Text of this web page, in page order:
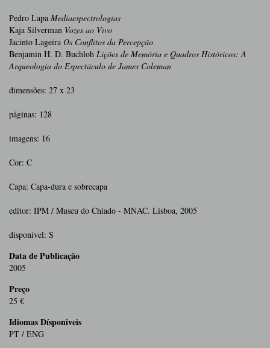
Pedro Lapa Mediaespectrologias
Kaja Silverman Vozes ao Vivo
Jacinto Lageira Os Conflitos da Percepção
Benjamin H. D. Buchloh Lições de Memória e Quadros Históricos: A
Arqueologia do Espectáculo de James Coleman
dimensões: 27 x 23
páginas: 128
imagens: 16
Cor: C
Capa: Capa-dura e sobrecapa
editor: IPM / Museu do Chiado - MNAC. Lisboa, 2005
disponivel: S
Data de Publicação
2005
Preço
25 €
Idiomas Dísponiveis
PT / ENG